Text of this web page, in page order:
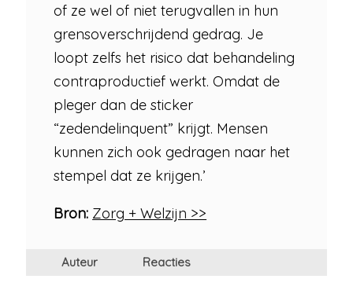
of ze wel of niet terugvallen in hun
grensoverschrijdend gedrag. Je
loopt zelfs het risico dat behandeling
contraproductief werkt. Omdat de
pleger dan de sticker
“zedendelinquent” krijgt. Mensen
kunnen zich ook gedragen naar het
stempel dat ze krijgen.’
Bron: Zorg + Welzijn >>
Auteur Reacties